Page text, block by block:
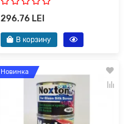
296.76 LEI
В корзину
Новинка